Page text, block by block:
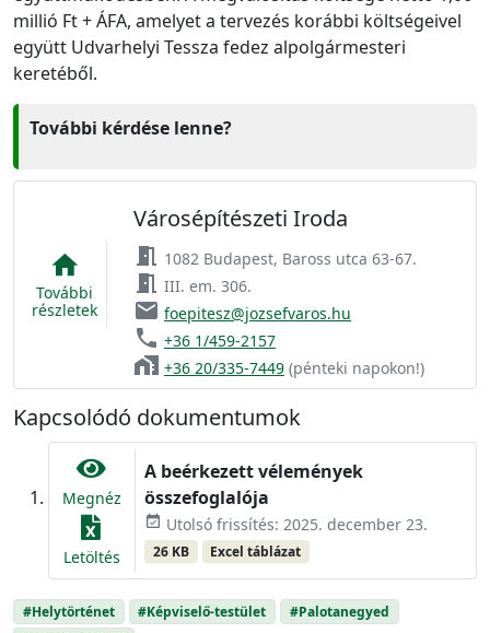
millió Ft + ÁFA, amelyet a tervezés korábbi költségeivel
együtt Udvarhelyi Tessza fedez alpolgármesteri
keretéből.
További kérdése lenne?
home
További
részletek
Városépítészeti Iroda
meeting_room 1082 Budapest, Baross utca 63-67.
meeting_room III. em. 306.
email foepitesz@jozsefvaros.hu
phone +36 1/459-2157
home_work +36 20/335-7449 (pénteki napokon!)
Kapcsolódó dokumentumok
Megnéz
Letöltés
A beérkezett vélemények
összefoglalója
event_available Utolsó frissítés: 2025. december 23.
26 KB Excel táblázat
#Helytörténet #Képviselő-testület
#Palotanegyed